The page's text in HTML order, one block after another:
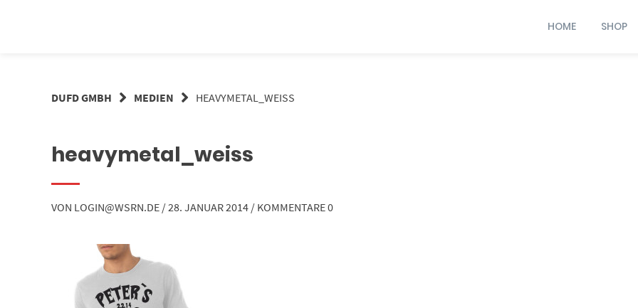
HOME SHOP
DUFD GMBH MEDIEN HEAVYMETAL_WEISS
heavymetal_weiss
VON LOGIN@WSRN.DE /28. JANUAR 2014 / KOMMENTARE 0